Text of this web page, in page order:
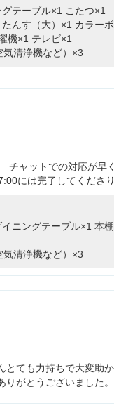
グテーブル×1 こたつ×1
たんす（大）×1 カラー
機×1 テレビ×1
清浄機など）×3
チャットでの対応が早
には完了してくださ
イニングテーブル×1 本
清浄機など）×3
とても力持ちで大変助
がとうございました。